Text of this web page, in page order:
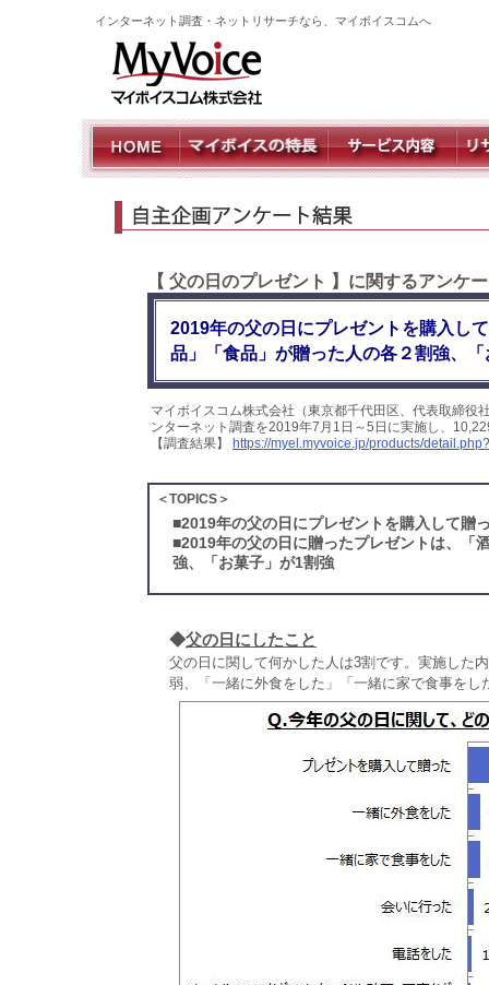
インターネット調査・ネットリサーチなら、マイボイスコムへ
【 父の日のプレゼント 】に関するアンケ
2019年の父の日にプレゼントを購入し
品」「食品」が贈った人の各２割強、
マイボイスコム株式会社（東京都千代田区、代表取締
ンターネット調査を2019年7月1日～5日に実施し、
【調査結果】
https://myel.myvoice.jp/products/
＜TOPICS＞
■2019年の父の日にプレゼントを購入して贈
■2019年の父の日に贈ったプレゼントは、「
強、「お菓子」が1割強
◆父の日にしたこと
父の日に関して何かした人は3割です。実施した
弱、「一緒に外食をした」「一緒に家で食事をし